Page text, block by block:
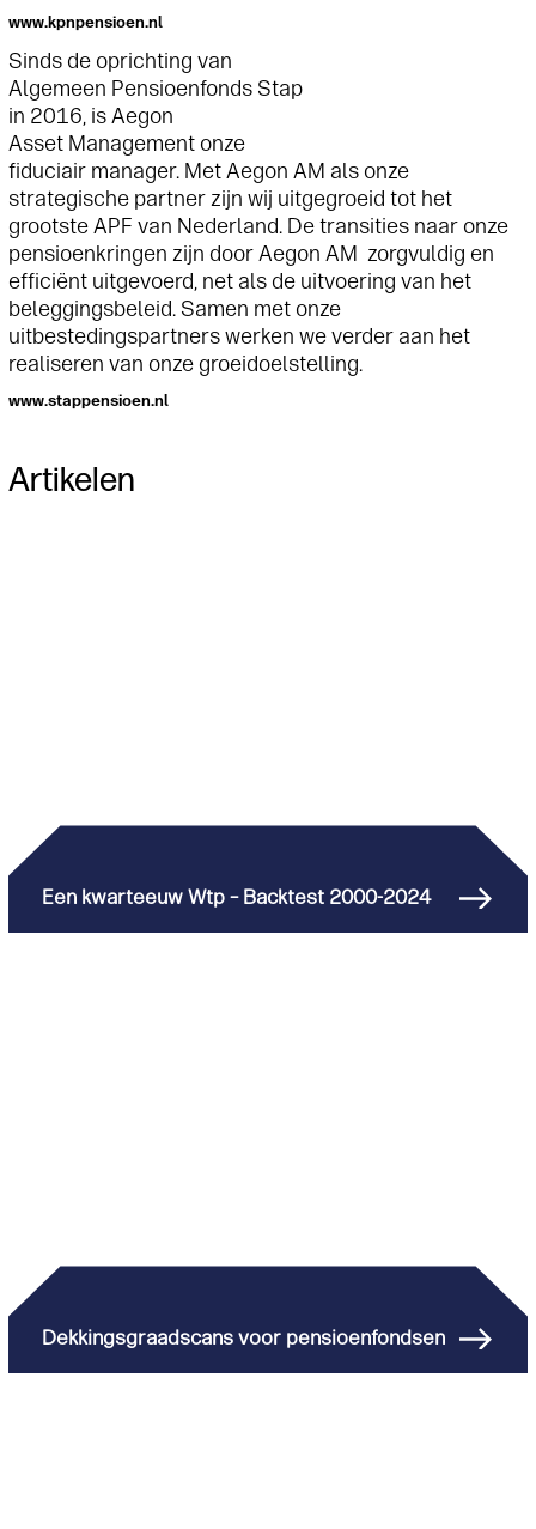
www.kpnpensioen.nl
Sinds de oprichting van
Algemeen Pensioenfonds Stap
in 2016, is Aegon
Asset Management onze
fiduciair manager. Met Aegon AM als onze
strategische partner zijn wij uitgegroeid tot het
grootste APF van Nederland. De transities naar onze
pensioenkringen zijn door Aegon AM zorgvuldig en
efficiënt uitgevoerd, net als de uitvoering van het
beleggingsbeleid. Samen met onze
uitbestedingspartners werken we verder aan het
realiseren van onze groeidoelstelling.
www.stappensioen.nl
Artikelen
Een kwarteeuw Wtp – Backtest 2000-2024
Dekkingsgraadscans voor pensioenfondsen